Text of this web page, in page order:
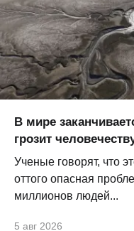
В мире
грозит
Ученые говорят, что
оттого опасная
миллионов людей...
5 авг 2026